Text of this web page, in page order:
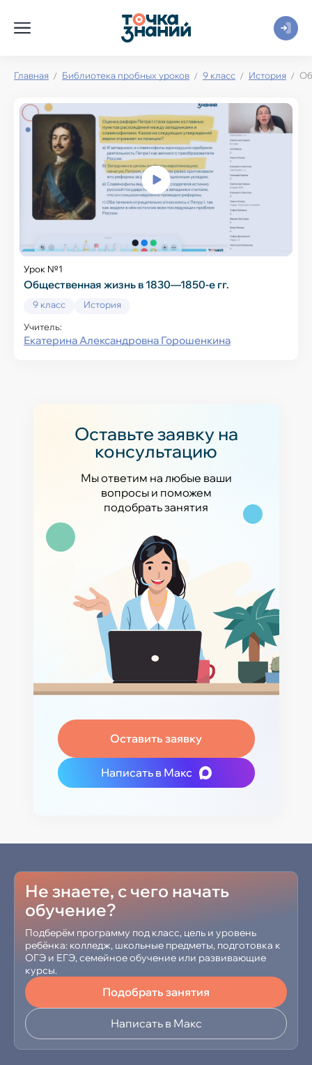
Главная Библиотека пробных уроков 9 класс История
Урок №1
Общественная жизнь в 1830—1850-е гг.
9 класс
История
Учитель:
Екатерина Александровна Горошенкина
Оставьте заявку на
консультацию
Мы ответим на любые ваши
вопросы и поможем
подобрать занятия
Оставить заявку
Написать в Макс
Не знаете, с чего начать
обучение?
Подберём программу под класс, цель и уровень
ребёнка: колледж, школьные предметы, подготовка к
ОГЭ и ЕГЭ, семейное обучение или развивающие
курсы.
Подобрать занятия
Написать в Макс